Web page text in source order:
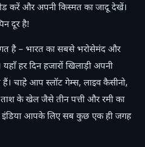
करें और अपनी किस्मत का जादू देखें।
दूर है!
है – भारत का सबसे भरोसेमंद और
हर दिन हजारों खिलाड़ी अपनी
चाहे आप स्लॉट गेम्स, लाइव कैसीनो,
के खेल जैसे तीन पत्ती और रमी का
आपके लिए सब कुछ एक ही जगह